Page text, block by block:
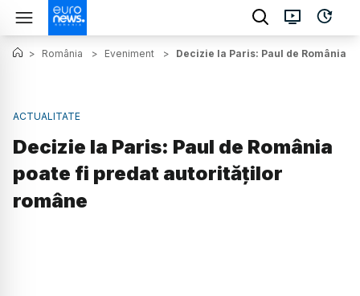
> România > Eveniment > Decizie la Paris: Paul de România
ACTUALITATE
Decizie la Paris: Paul de România
poate fi predat autorităților
române